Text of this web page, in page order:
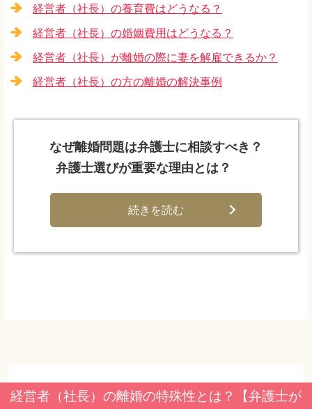
経営者（社長）の養育費はどうなる？
経営者（社長）の婚姻費用はどうなる？
経営者（社長）が離婚の際に妻を解雇できるか？
経営者（社長）の方の離婚の解決事例
なぜ離婚問題は弁護士に相談すべき？
弁護士選びが重要な理由とは？
続きを読む
経営者（社長）の離婚の特殊性とは？【弁護士が